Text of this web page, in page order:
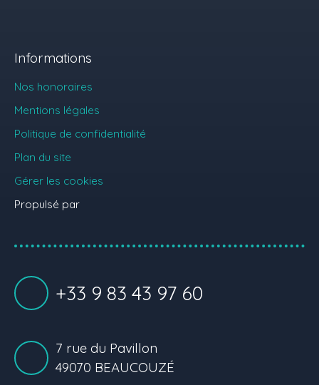
Informations
Nos honoraires
Mentions légales
Politique de confidentialité
Plan du site
Gérer les cookies
Propulsé par
+33 9 83 43 97 60
7 rue du Pavillon
49070 BEAUCOUZÉ